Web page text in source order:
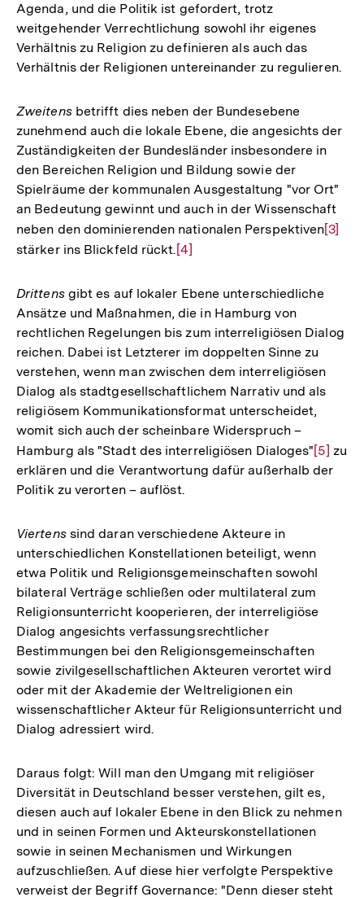
Agenda, und die Politik ist gefordert, trotz
weitgehender Verrechtlichung sowohl ihr eigenes
Verhältnis zu Religion zu definieren als auch das
Verhältnis der Religionen untereinander zu regulieren.
Zweitensbetrifft dies neben der Bundesebene
zunehmend auch die lokale Ebene, die angesichts der
Zuständigkeiten der Bundesländer insbesondere in
den Bereichen Religion und Bildung sowie der
Spielräume der kommunalen Ausgestaltung "vor Ort"
an Bedeutung gewinnt und auch in der Wissenschaft
neben den dominierenden nationalen PerspektivenZur
[3]
stärker ins Blickfeld rückt. Zur
der
Fußnote
[4]
Drittensgibt es auf lokaler Ebene unterschiedliche
Ansätze und Maßnahmen, die in Hamburg von
rechtlichen Regelungen bis zum interreligiösen Dialog
reichen. Dabei ist Letzterer im doppelten Sinne zu
verstehen, wenn man zwischen dem interreligiösen
Dialog als stadtgesellschaftlichem Narrativ und als
religiösem Kommunikationsformat unterscheidet,
womit sich auch der scheinbare Widerspruch –
Hamburg als "Stadt des interreligiösen Dialoges"Zur
[5] zu
erklären und die Verantwortung dafür außerhalb der
Politik zu verorten – auflöst.
Viertenssind daran verschiedene Akteure in
unterschiedlichen Konstellationen beteiligt, wenn
etwa Politik und Religionsgemeinschaften sowohl
bilateral Verträge schließen oder multilateral zum
Religionsunterricht kooperieren, der interreligiöse
Dialog angesichts verfassungsrechtlicher
Bestimmungen bei den Religionsgemeinschaften
sowie zivilgesellschaftlichen Akteuren verortet wird
oder mit der Akademie der Weltreligionen ein
wissenschaftlicher Akteur für Religionsunterricht und
Dialog adressiert wird.
Daraus folgt: Will man den Umgang mit religiöser
Diversität in Deutschland besser verstehen, gilt es,
diesen auch auf lokaler Ebene in den Blick zu nehmen
und in seinen Formen und Akteurskonstellationen
sowie in seinen Mechanismen und Wirkungen
aufzuschließen. Auf diese hier verfolgte Perspektive
verweist der Begriff Governance: "Denn dieser steht